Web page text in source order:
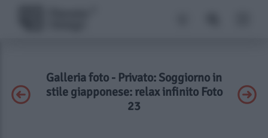
Galleria foto - Privato: Soggiorno in
stile giapponese: relax infinito Foto
23